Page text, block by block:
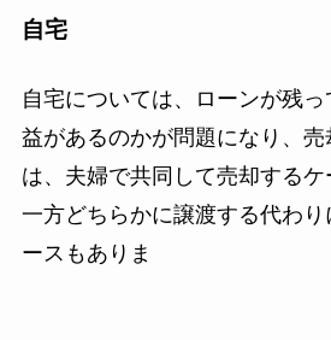
自宅
自宅については、ローンが残
益があるのかが問題になり、
は、夫婦で共同して売却するケ
一方どちらかに譲渡する代わ
ースもありま